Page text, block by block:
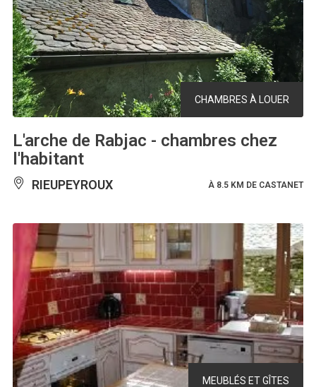
CHAMBRES À LOUER
L'arche de Rabjac - chambres chez
l'habitant
RIEUPEYROUX À 8.5 KM DE CASTANET
MEUBLÉS ET GÎTES